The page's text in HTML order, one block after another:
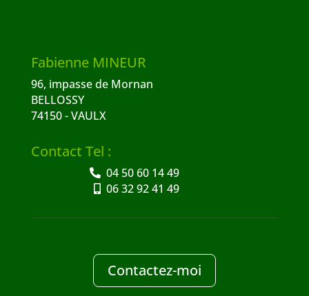
Fabienne MINEUR
96, impasse de Mornan
BELLOSSY
74150 - VAULX
Contact Tel :
04 50 60 14 49
06 32 92 41 49
Contactez-moi